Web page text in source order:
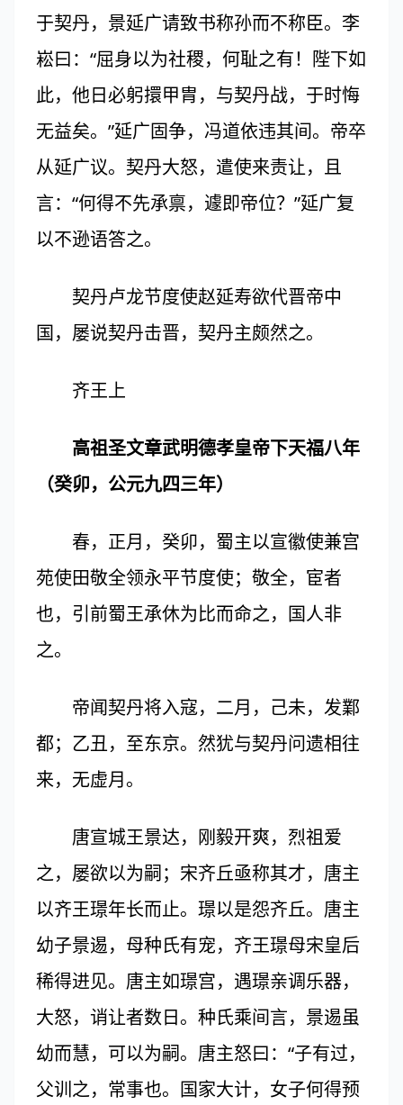
于契丹，景延广请致书称孙而不称臣。李
崧曰：“屈身以为社稷，何耻之有！陛下如
此，他日必躬擐甲胄，与契丹战，于时悔
无益矣。”延广固争，冯道依违其间。帝卒
从延广议。契丹大怒，遣使来责让，且
言：“何得不先承禀，遽即帝位？”延广复
以不逊语答之。
契丹卢龙节度使赵延寿欲代晋帝中
国，屡说契丹击晋，契丹主颇然之。
齐王上
高祖圣文章武明德孝皇帝下天福八年
（癸卯，公元九四三年）
春，正月，癸卯，蜀主以宣徽使兼宫
苑使田敬全领永平节度使；敬全，宦者
也，引前蜀王承休为比而命之，国人非
之。
帝闻契丹将入寇，二月，己未，发鄴
都；乙丑，至东京。然犹与契丹问遗相往
来，无虚月。
唐宣城王景达，刚毅开爽，烈祖爱
之，屡欲以为嗣；宋齐丘亟称其才，唐主
以齐王璟年长而止。璟以是怨齐丘。唐主
幼子景逷，母种氏有宠，齐王璟母宋皇后
稀得进见。唐主如璟宫，遇璟亲调乐器，
大怒，诮让者数日。种氏乘间言，景逷虽
幼而慧，可以为嗣。唐主怒曰：“子有过，
父训之，常事也。国家大计，女子何得预